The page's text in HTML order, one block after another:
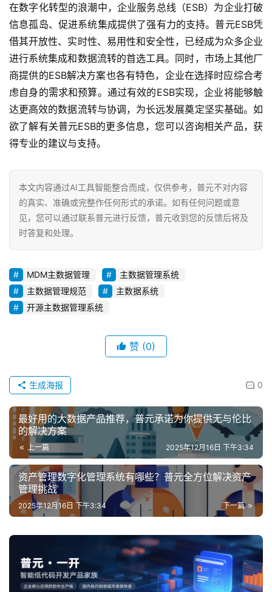
在数字化转型的浪潮中，企业服务总线（ESB）为企业打破
信息孤岛、促进系统集成提供了强有力的支持。普元ESB凭
借其开放性、实时性、易用性和安全性，已经成为众多企业
进行系统集成和数据流转的首选工具。同时，市场上其他厂
商提供的ESB解决方案也各有特色，企业在选择时应综合考
虑自身的需求和预算。通过有效的ESB实现，企业将能够触
达更高效的数据流转与协调，为长远发展奠定坚实基础。如
欲了解有关普元ESB的更多信息，您可以咨询相关产品，获
得专业的建议与支持。
本文内容通过AI工具智能整合而成，仅供参考，普元不对内容
的真实、准确或完整作任何形式的承诺。如有任何问题或意
见，您可以通过联系普元进行反馈，普元收到您的反馈后将及
时答复和处理。
MDM主数据管理
主数据管理系统
主数据管理规范
主数据系统
开源主数据管理系统
赞 (0)
0
生成海报
最好用的大数据产品推荐，普元承诺为你提供无与伦比
的解决方案
上一篇 2025年12月16日 下午3:34
资产管理数字化管理系统有哪些？普元全方位解决资产
管理挑战
下一篇
2025年12月16日 下午3:34